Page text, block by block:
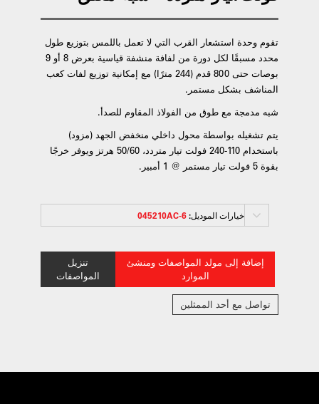
تقوم وحدة استشعار القرب التي لا تعمل باللمس بتوزيع طول
محدد مسبقًا لكل دورة من لفافة منشفة قياسية بعرض 8 أو 9
بوصات حتى 800 قدم (244 مترًا) مع إمكانية توزيع لفات كعب
المناشف بشكل مستمر.
شبه مدمجة مع طوق من الفولاذ المقاوم للصدأ.
يتم تشغيله بواسطة محول داخلي منخفض الجهد (مزود)
باستخدام 110-240 فولت تيار متردد، 50/60 هرتز ويوفر خرجًا
بقوة 5 فولت تيار مستمر @ 1 أمبير.
خيارات الموديل:045210AC-6
إضافة إلى مولد المواصفات ومنشئ
الموارد
تنزيل
المواصفات
تواصل مع أحد الممثلين